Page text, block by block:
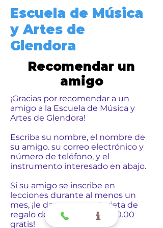
Escuela de Música
y Artes de
Glendora
Recomendar un
amigo
¡Gracias por recomendar a un
amigo a la Escuela de Música y
Artes de Glendora!
Escriba su nombre, el nombre de
su amigo. su correo electrónico y
número de teléfono, y el
instrumento interesado en abajo.
Si su amigo se inscribe en
lecciones durante al menos un
mes, ¡le daremos una tarjeta de
regalo de Starbucks de $30.00
gratis!